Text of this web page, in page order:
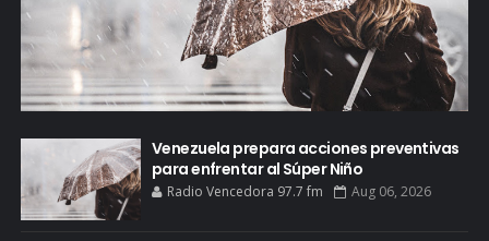
Venezuela prepara acciones preventivas
para enfrentar al Súper Niño
Radio Vencedora 97.7 fm Aug 06, 2026